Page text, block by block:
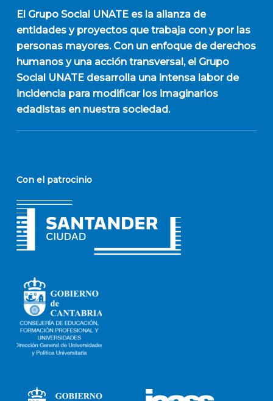
El Grupo Social UNATEes la alianza de
entidades y proyectos que trabaja con y por las
personas mayores. Con un enfoque de derechos
humanos y una acción transversal, el Grupo
Social UNATE desarrolla una intensa labor de
incidencia para modificar los imaginarios
edadistas en nuestra sociedad.
Con el patrocinio